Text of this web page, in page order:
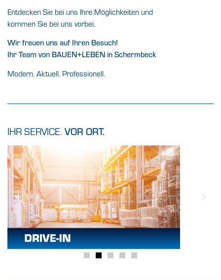
Entdecken Sie bei uns Ihre Möglichkeiten und
kommen Sie bei uns vorbei.
Wir freuen uns auf Ihren Besuch!
Ihr Team von BAUEN+LEBEN in Schermbeck
Modern. Aktuell. Professionell.
IHR SERVICE. VOR ORT.